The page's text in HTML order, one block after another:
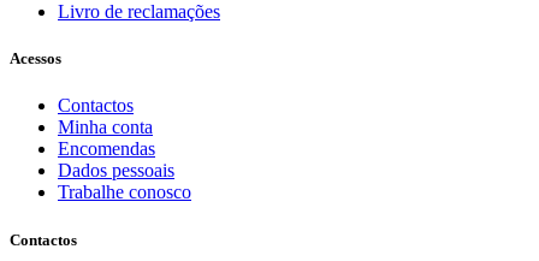
Livro de reclamações
Acessos
Contactos
Minha conta
Encomendas
Dados pessoais
Trabalhe conosco
Contactos